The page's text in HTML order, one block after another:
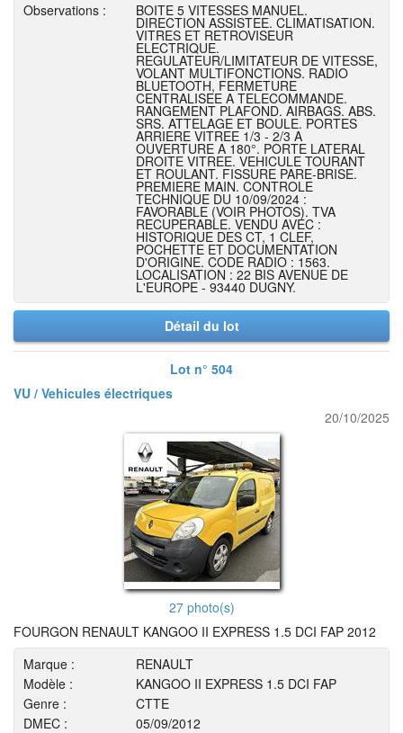
Observations :
BOITE 5 VITESSES MANUEL.
DIRECTION ASSISTEE. CLIMATISATION.
VITRES ET RETROVISEUR
ELECTRIQUE.
REGULATEUR/LIMITATEUR DE VITESSE,
VOLANT MULTIFONCTIONS. RADIO
BLUETOOTH, FERMETURE
CENTRALISEE A TELECOMMANDE.
RANGEMENT PLAFOND. AIRBAGS. ABS.
SRS. ATTELAGE ET BOULE. PORTES
ARRIERE VITREE 1/3 - 2/3 A
OUVERTURE A 180°. PORTE LATERAL
DROITE VITREE. VEHICULE TOURANT
ET ROULANT. FISSURE PARE-BRISE.
PREMIERE MAIN. CONTROLE
TECHNIQUE DU 10/09/2024 :
FAVORABLE (VOIR PHOTOS). TVA
RECUPERABLE. VENDU AVEC :
HISTORIQUE DES CT, 1 CLEF,
POCHETTE ET DOCUMENTATION
D'ORIGINE. CODE RADIO : 1563.
LOCALISATION : 22 BIS AVENUE DE
L'EUROPE - 93440 DUGNY.
Détail du lot
Lot n° 504
VU / Vehicules électriques
20/10/2025
27 photo(s)
FOURGON RENAULT KANGOO II EXPRESS 1.5 DCI FAP 2012
Marque :
RENAULT
Modèle :
KANGOO II EXPRESS 1.5 DCI FAP
Genre :
CTTE
DMEC :
05/09/2012